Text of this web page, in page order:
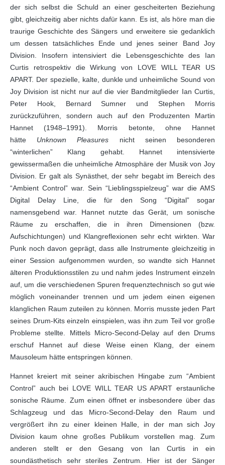
der sich selbst die Schuld an einer gescheiterten Beziehung
gibt, gleichzeitig aber nichts dafür kann. Es ist, als höre man die
traurige Geschichte des Sängers und erweitere sie gedanklich
um dessen tatsächliches Ende und jenes seiner Band Joy
Division. Insofern intensiviert die Lebensgeschichte des Ian
Curtis retrospektiv die Wirkung von LOVE WILL TEAR US
APART. Der spezielle, kalte, dunkle und unheimliche Sound von
Joy Division ist nicht nur auf die vier Bandmitglieder Ian Curtis,
Peter Hook, Bernard Sumner und Stephen Morris
zurückzuführen, sondern auch auf den Produzenten Martin
Hannet (1948–1991). Morris betonte, ohne Hannet
hätte Unknown Pleasures nicht seinen besonderen
“winterlichen” Klang gehabt. Hannet intensivierte
gewissermaßen die unheimliche Atmosphäre der Musik von Joy
Division. Er galt als Synästhet, der sehr begabt im Bereich des
“Ambient Control” war. Sein “Lieblingsspielzeug” war die AMS
Digital Delay Line, die für den Song “Digital” sogar
namensgebend war. Hannet nutzte das Gerät, um sonische
Räume zu erschaffen, die in ihren Dimensionen (bzw.
Aufschichtungen) und Klangreflexionen sehr echt wirkten. War
Punk noch davon geprägt, dass alle Instrumente gleichzeitig in
einer Session aufgenommen wurden, so wandte sich Hannet
älteren Produktionsstilen zu und nahm jedes Instrument einzeln
auf, um die verschiedenen Spuren frequenztechnisch so gut wie
möglich voneinander trennen und um jedem einen eigenen
klanglichen Raum zuteilen zu können. Morris musste jeden Part
seines Drum-Kits einzeln einspielen, was ihn zum Teil vor große
Probleme stellte. Mittels Micro-Second-Delay auf den Drums
erschuf Hannet auf diese Weise einen Klang, der einem
Mausoleum hätte entspringen können.
Hannet kreiert mit seiner akribischen Hingabe zum “Ambient
Control” auch bei LOVE WILL TEAR US APART erstaunliche
sonische Räume. Zum einen öffnet er insbesondere über das
Schlagzeug und das Micro-Second-Delay den Raum und
vergrößert ihn zu einer kleinen Halle, in der man sich Joy
Division kaum ohne großes Publikum vorstellen mag. Zum
anderen stellt er den Gesang von Ian Curtis in ein
soundästhetisch sehr steriles Zentrum. Hier ist der Sänger